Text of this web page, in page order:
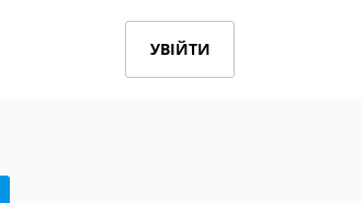
УВІЙТИ